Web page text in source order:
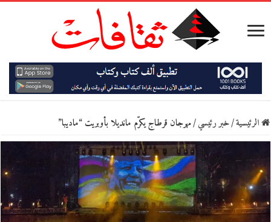
الرئيسية/خبر رئيسي/مهرجان قرطاج يكرّم مانديلا بأوبريت “ماديبا”